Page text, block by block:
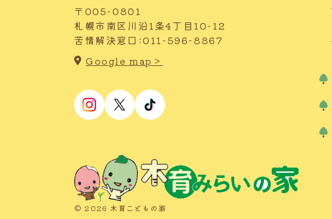
〒005-0801
札幌市南区川沿1条4丁目10-12
苦情解決窓口:011-596-8867
Google map＞
© 2026 木育こどもの家